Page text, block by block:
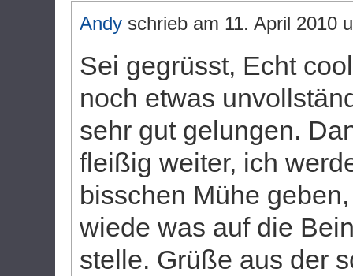
Andy schrieb am 11. April 2010
Sei gegrüsst, Echt
noch etwas
sehr gut gelungen.
fleißig weiter, ich
bisschen Mühe
wiede was auf die
stelle. Grüße aus der